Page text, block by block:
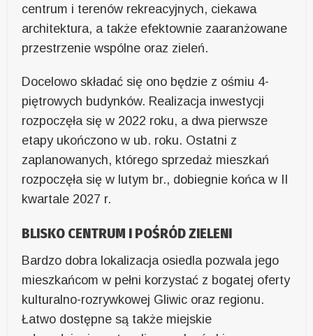
centrum i terenów rekreacyjnych, ciekawa
architektura, a także efektownie zaaranżowane
przestrzenie wspólne oraz zieleń.
Docelowo składać się ono będzie z ośmiu 4-
piętrowych budynków. Realizacja inwestycji
rozpoczęła się w 2022 roku, a dwa pierwsze
etapy ukończono w ub. roku. Ostatni z
zaplanowanych, którego sprzedaż mieszkań
rozpoczęła się w lutym br., dobiegnie końca w II
kwartale 2027 r.
BLISKO CENTRUM I POŚRÓD ZIELENI
Bardzo dobra lokalizacja osiedla pozwala jego
mieszkańcom w pełni korzystać z bogatej oferty
kulturalno-rozrywkowej Gliwic oraz regionu.
Łatwo dostępne są także miejskie